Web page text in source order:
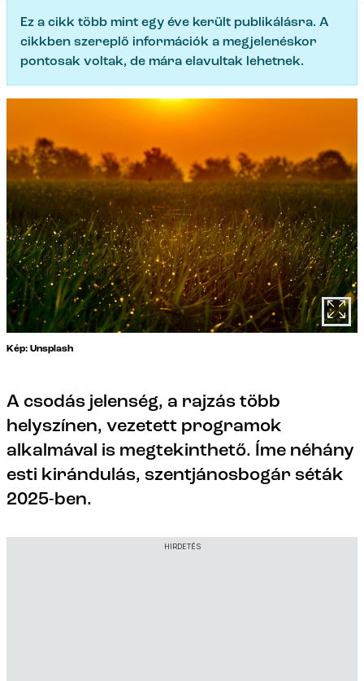
Ez a cikk több mint egy éve került publikálásra. A
cikkben szereplő információk a megjelenéskor
pontosak voltak, de mára elavultak lehetnek.
Kép: Unsplash
A csodás jelenség, a rajzás több
helyszínen, vezetett programok
alkalmával is megtekinthető. Íme néhány
esti kirándulás, szentjánosbogár séták
2025-ben.
HIRDETÉS